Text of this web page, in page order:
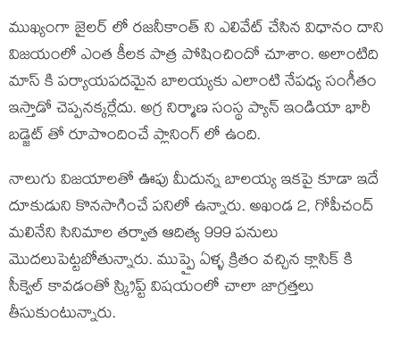
ముఖ్యంగా జైలర్ లో రజనీకాంత్ ని ఎలివేట్ చేసిన విధానం దాని
విజయంలో ఎంత కీలక పాత్ర పోషించిందో చూశాం. అలాంటిది
మాస్ కి పర్యాయపదమైన బాలయ్యకు ఎలాంటి నేపధ్య సంగీతం
ఇస్తాడో చెప్పనక్కర్లేదు. అగ్ర నిర్మాణ సంస్థ ప్యాన్ ఇండియా భారీ
బడ్జెట్ తో రూపొందించే ప్లానింగ్ లో ఉంది.
నాలుగు విజయాలతో ఊపు మీదున్న బాలయ్య ఇకపై కూడా ఇదే
దూకుడుని కొనసాగించే పనిలో ఉన్నారు. అఖండ 2, గోపీచంద్
మలినేని సినిమాల తర్వాత ఆదిత్య 999 పనులు
మొదలుపెట్టబోతున్నారు. ముప్పై ఏళ్ళ క్రితం వచ్చిన క్లాసిక్ కి
సీక్వెల్ కావడంతో స్క్రిప్ట్ విషయంలో చాలా జాగ్రత్తలు
తీసుకుంటున్నారు.